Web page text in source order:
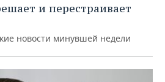
и перестраивает
новости минувшей недели